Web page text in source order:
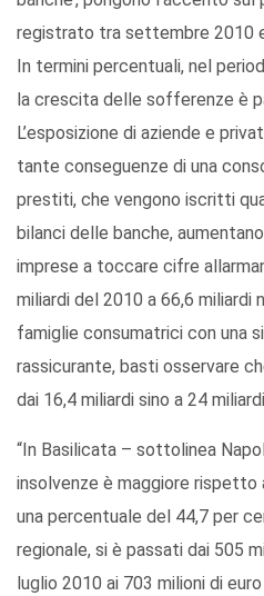
registrato tra settembre 2010
In termini percentuali, nel
la crescita delle sofferenze è
L’esposizione di aziende e
tante conseguenze di una
prestiti, che vengono iscritti
bilanci delle banche,
imprese a toccare cifre
miliardi del 2010 a 66,6 miliardi
famiglie consumatrici con una
rassicurante, basti osservare
dai 16,4 miliardi sino a 24
“In Basilicata – sottolinea
insolvenze è maggiore
una percentuale del 44,7 per
regionale, si è passati dai 505
luglio 2010 ai 703 milioni di